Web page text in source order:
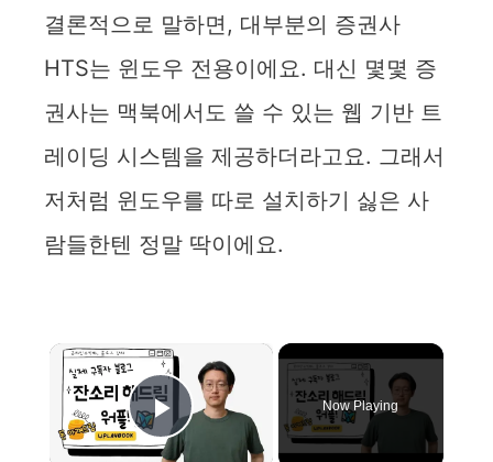
결론적으로 말하면, 대부분의 증권사
HTS는 윈도우 전용이에요. 대신 몇몇 증
권사는 맥북에서도 쓸 수 있는 웹 기반 트
레이딩 시스템을 제공하더라고요. 그래서
저처럼 윈도우를 따로 설치하기 싫은 사
람들한텐 정말 딱이에요.
×
Play Video
Now Playing